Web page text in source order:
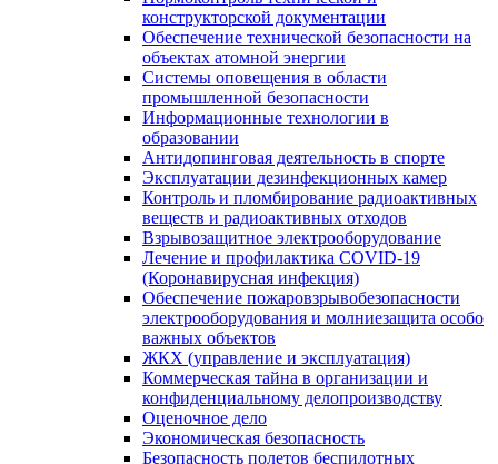
конструкторской документации
Обеспечение технической безопасности на
объектах атомной энергии
Системы оповещения в области
промышленной безопасности
Информационные технологии в
образовании
Антидопинговая деятельность в спорте
Эксплуатации дезинфекционных камер
Контроль и пломбирование радиоактивных
веществ и радиоактивных отходов
Взрывозащитное электрооборудование
Лечение и профилактика COVID-19
(Коронавирусная инфекция)
Обеспечение пожаровзрывобезопасности
электрооборудования и молниезащита особо
важных объектов
ЖКХ (управление и эксплуатация)
Коммерческая тайна в организации и
конфиденциальному делопроизводству
Оценочное дело
Экономическая безопасность
Безопасность полетов беспилотных